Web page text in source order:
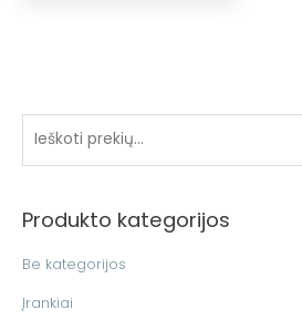
k
i
Produkto kategorijos
Be kategorijos
Įrankiai